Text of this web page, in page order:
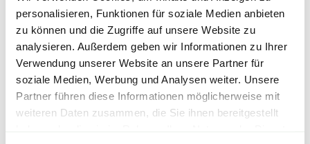
personalisieren, Funktionen für soziale Medien anbieten
zu können und die Zugriffe auf unsere Website zu
analysieren. Außerdem geben wir Informationen zu Ihrer
Verwendung unserer Website an unsere Partner für
soziale Medien, Werbung und Analysen weiter. Unsere
Partner führen diese Informationen möglicherweise mit
weiteren Daten zusammen, die Sie ihnen bereitgestellt
Karton, der ihm den besten Halt gibt. Außerdem
werden die Blumen vor dem Versenden mit
einer feuchtigkeitsspendenden Schutzwindel
versehen, damit sie während des Transports
nicht austrocknen.